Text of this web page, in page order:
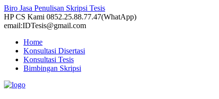
Biro Jasa Penulisan Skripsi Tesis
HP CS Kami 0852.25.88.77.47(WhatApp)
email:IDTesis@gmail.com
Home
Konsultasi Disertasi
Konsultasi Tesis
Bimbingan Skripsi